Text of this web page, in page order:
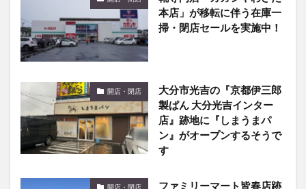
本店」が移転に伴う在庫一
掃・閉店セールを実施中！
開店・閉店
大分市光吉の『京都伊三郎
製ぱん 大分光吉インター
店』跡地に『しまうまパ
ン』がオープンするそうで
す
開店・閉店
ファミリーマート皆春店跡